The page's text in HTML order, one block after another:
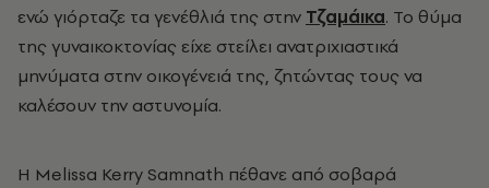
ενώ γιόρταζε τα γενέθλιά της στην Τζαμάικα. Το θύμα
της γυναικοκτονίας είχε στείλει ανατριχιαστικά
μηνύματα στην οικογένειά της, ζητώντας τους να
καλέσουν την αστυνομία.
Η Melissa Kerry Samnath πέθανε από σοβαρά